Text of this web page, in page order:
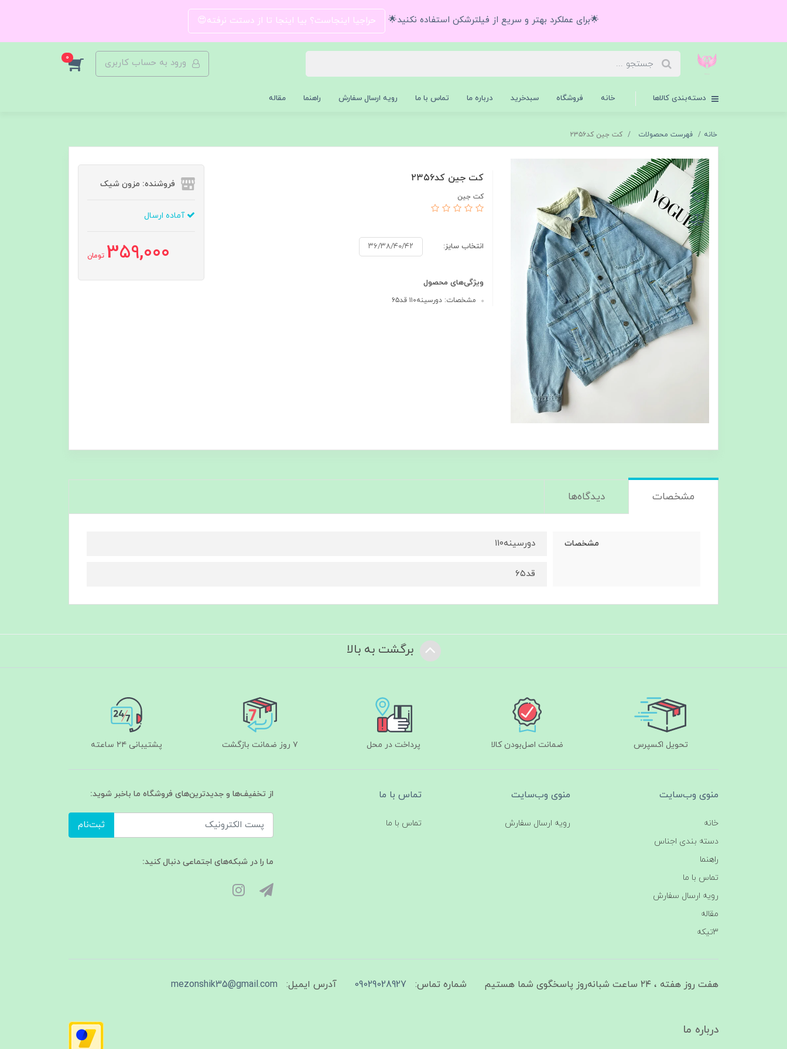
🌟برای عملکرد بهتر و سریع از فیلترشکن استفاده نکنید🌟 حراجیا اینجاست؟ بیا اینجا تا از دستت نرفته😍
ورود به حساب کاربری 0
دسته‌بندی کالاها خانه فروشگاه سبدخرید درباره ما تماس با ما رویه ارسال سفارش راهنما مقاله
خانه فهرست محصولات کت جین کد۲۳۵۶
کت جین کد۲۳۵۶
کت جین
انتخاب سایز: ۳۶/۳۸/۴۰/۴۲
ویژگی‌های محصول
مشخصات: دورسینه۱۱۰ قد۶۵
فروشنده: مزون شیک
آماده ارسال
359,000 تومان
مشخصات دیدگاه‌ها
مشخصات دورسینه۱۱۰
قد۶۵
برگشت به بالا
تحویل اکسپرس ضمانت اصل‌بودن کالا پرداخت در محل ۷ روز ضمانت بازگشت پشتیبانی ۲۴ ساعته
منوی وب‌سایت
خانه
دسته بندی اجناس
راهنما
تماس با ما
رویه ارسال سفارش
مقاله
3تیکه
منوی وب‌سایت
رویه ارسال سفارش
تماس با ما
تماس با ما
از تخفیف‌ها و جدیدترین‌های فروشگاه ما باخبر شوید:
ثبت‌نام
ما را در شبکه‌های اجتماعی دنبال کنید:
هفت روز هفته ، ۲۴ ساعت شبانه‌روز پاسخگوی شما هستیم شماره تماس: 09029028927 آدرس ایمیل: mezonshik35@gmail.com
درباره ما